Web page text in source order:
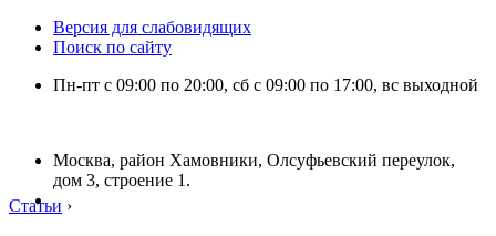
Версия для слабовидящих
Поиск по сайту
Пн-пт с 09:00 по 20:00, сб с 09:00 по 17:00, вс выходной
Москва, район Хамовники, Олсуфьевский переулок,
дом 3, строение 1.
Статьи ›